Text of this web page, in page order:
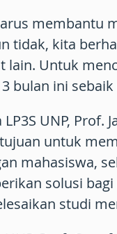
membantu
tidak, kita
lain. Untuk
bulan ini
LP3S UNP,
untuk
mahasiswa,
solusi
studi